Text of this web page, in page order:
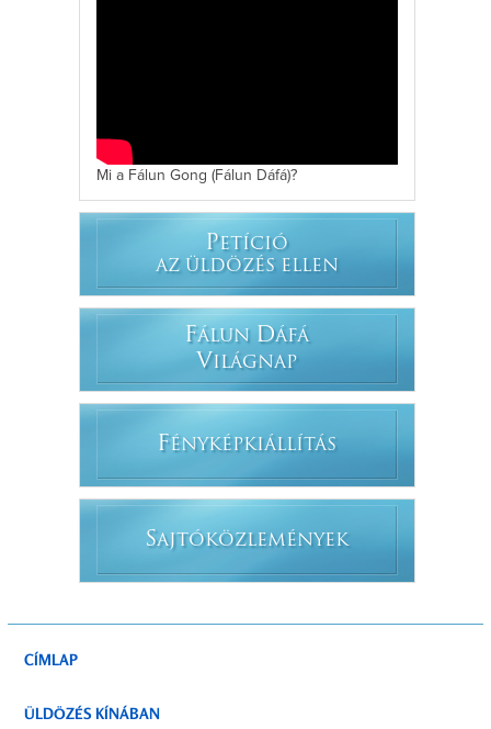
Mi a Fálun Gong (Fálun Dáfá)?
PETÍCIÓ
AZ ÜLDÖZÉS ELLEN
FÁLUN DÁFÁ
VILÁGNAP
FÉNYKÉPKIÁLLÍTÁS
SAJTÓKÖZLEMÉNYEK
CÍMLAP
ÜLDÖZÉS KÍNÁBAN